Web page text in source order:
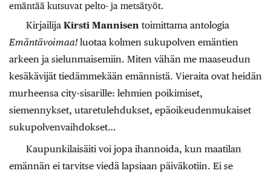
emäntää kutsuvat pelto- ja metsätyöt.
Kirjailija Kirsti Mannisen toimittama antologia
Emäntävoimaa!luotaa kolmen sukupolven emäntien
arkeen ja sielunmaisemiin. Miten vähän me maaseudun
kesäkävijät tiedämmekään emännistä. Vieraita ovat heidän
murheensa city-sisarille: lehmien poikimiset,
siemennykset, utaretulehdukset, epäoikeudenmukaiset
sukupolvenvaihdokset…
Kaupunkilaisäiti voi jopa ihannoida, kun maatilan
emännän ei tarvitse viedä lapsiaan päiväkotiin. Ei se